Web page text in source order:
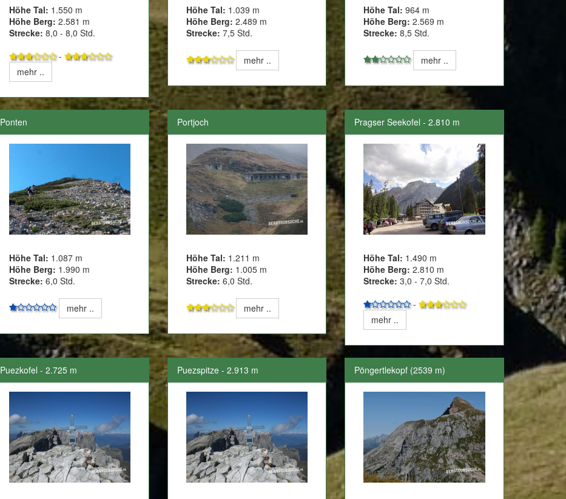
Höhe Tal: 1.550 m
Höhe Berg: 2.581 m
Strecke: 8,0 - 8,0 Std.
-
mehr ..
Höhe Tal: 1.039 m
Höhe Berg: 2.489 m
Strecke: 7,5 Std.
mehr ..
Höhe Tal:964 m
Höhe Berg: 2.569 m
Strecke: 8,5 Std.
mehr ..
Ponten
Höhe Tal: 1.087 m
Höhe Berg: 1.990 m
Strecke: 6,0 Std.
mehr ..
Portjoch
Höhe Tal: 1.211 m
Höhe Berg: 1.005 m
Strecke: 6,0 Std.
mehr ..
Pragser Seekofel - 2.810 m
Höhe Tal: 1.490 m
Höhe Berg: 2.810 m
Strecke: 3,0 - 7,0 Std.
-
mehr ..
Puezkofel - 2.725 m Puezspitze - 2.913 m Pöngertlekopf (2539 m)